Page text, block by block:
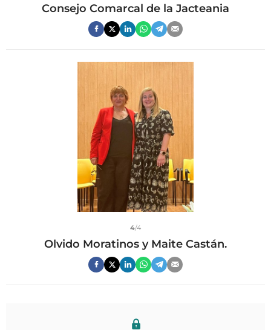
Consejo Comarcal de la Jacteania
4/4
Olvido Moratinos y Maite Castán.